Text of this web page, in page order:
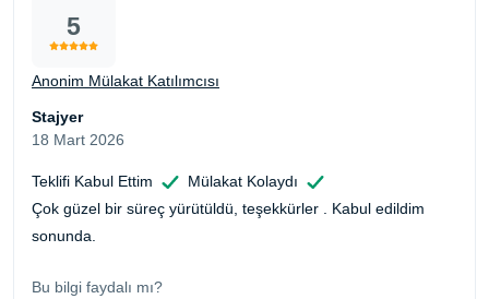
5
Anonim Mülakat Katılımcısı
Stajyer
18 Mart 2026
Teklifi Kabul Ettim
Mülakat Kolaydı
Çok güzel bir süreç yürütüldü, teşekkürler . Kabul edildim
sonunda.
Bu bilgi faydalı mı?